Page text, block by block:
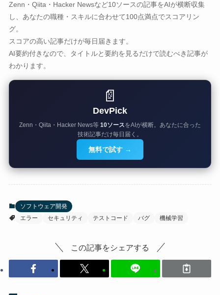
Zenn・Qiita・Hacker Newsなど10ソースの記事をAIが横断収集
し、あなたの職種・スキルに合わせて100点満点でスコアリン
グ。
スコアの高い記事だけが毎日届きます。
AI要約付きなので、タイトルと要約を見るだけで読むべき記事が
わかります。
📄
DevPick
Zenn・Qiita・Hacker News等 10ソースをAIが横断。あなたに合った
技術記事だけ毎日届く。
無料で試す →
ソフトウェア開発
エラー
セキュリティ テストコード バグ 機械学習
この記事をシェアする